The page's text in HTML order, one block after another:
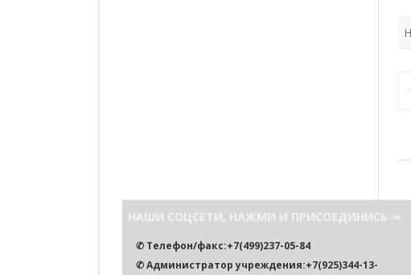
НАШИ СОЦСЕТИ, НАЖМИ И ПРИСОЕДИНИСЬ ⇒
✆ Телефон/факс:+7(499)237-05-84
✆ Администратор учреждения:+7(925)344-13-